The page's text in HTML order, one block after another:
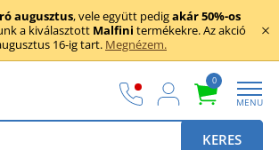
augusztus, vele együtt pedigakár 50%-os
a kiválasztott Malfini termékekre. Az akció
16-ig tart. Megnézem.
0
MENU
KERES